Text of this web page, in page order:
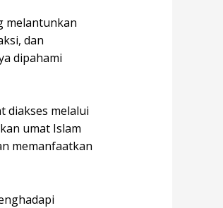
melantunkan
dan
dipahami
diakses melalui
umat Islam
memanfaatkan